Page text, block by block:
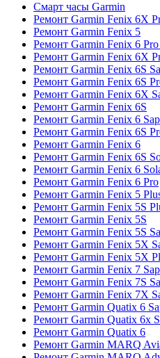
Смарт часы Garmin
Ремонт Garmin Fenix 6X
Ремонт Garmin Fenix 5
Ремонт Garmin Fenix 6
Ремонт Garmin Fenix 6X
Ремонт Garmin Fenix 6S
Ремонт Garmin Fenix 6S
Ремонт Garmin Fenix 6X
Ремонт Garmin Fenix 6S
Ремонт Garmin Fenix 6
Ремонт Garmin Fenix 6S
Ремонт Garmin Fenix 6
Ремонт Garmin Fenix 6S
Ремонт Garmin Fenix 6
Ремонт Garmin Fenix 6 Pro
Ремонт Garmin Fenix 5
Ремонт Garmin Fenix 5S
Ремонт Garmin Fenix 5S
Ремонт Garmin Fenix 5S
Ремонт Garmin Fenix 5X
Ремонт Garmin Fenix 5X
Ремонт Garmin Fenix 7
Ремонт Garmin Fenix 7S
Ремонт Garmin Fenix 7X
Ремонт Garmin Quatix 6
Ремонт Garmin Quatix 6x
Ремонт Garmin Quatix 6
Ремонт Garmin MARQ